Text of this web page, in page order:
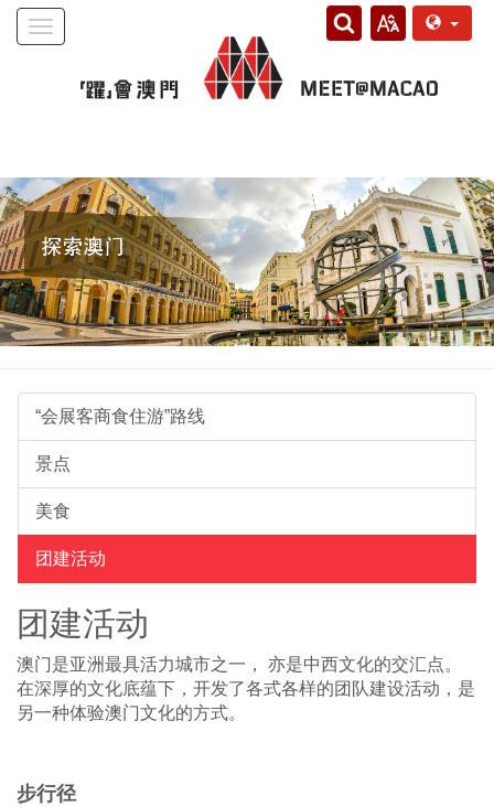
Toggle
“会展客商食住游”路线
景点
美食
团建活动
团建活动
澳门是亚洲最具活力城市之一， 亦是中西文化的交汇点。
在深厚的文化底蕴下，开发了各式各样的团队建设活动，是
另一种体验澳门文化的方式。
步行径